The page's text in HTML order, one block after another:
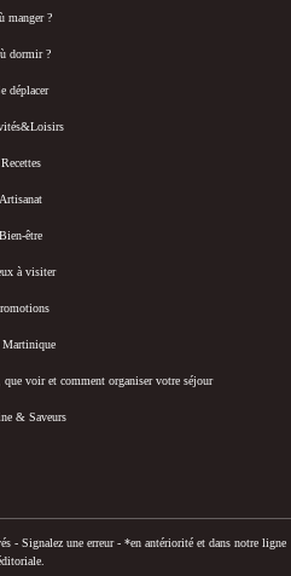
manger ?
dormir ?
déplacer
Recettes
Artisanat
Bien-être
à visiter
Martinique
voir et comment organiser votre séjour
& Saveurs
- Signalez une erreur - *en antériorité et dans notre ligne